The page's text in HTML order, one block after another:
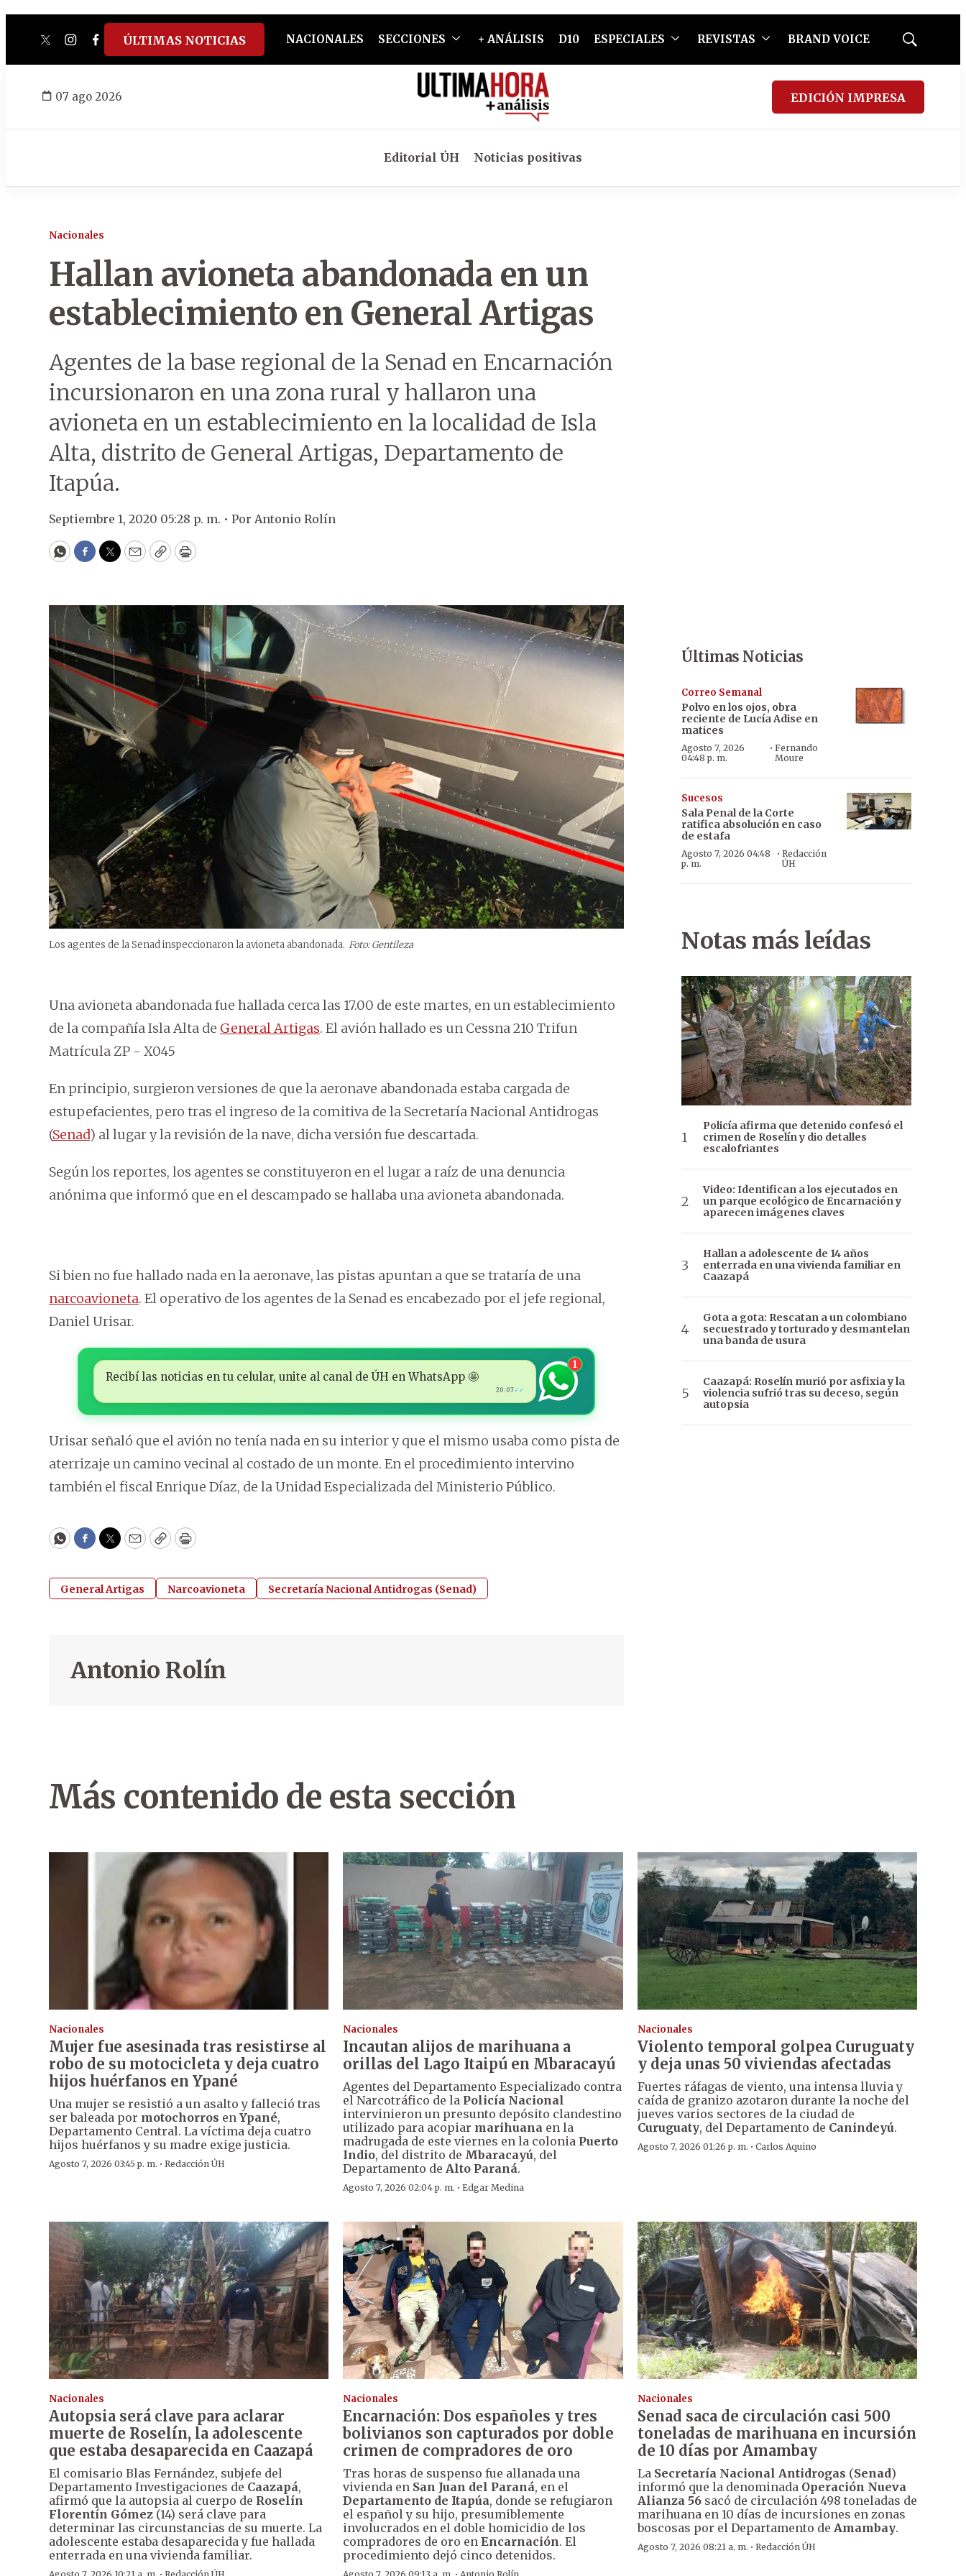
twitterinstagram
facebook
tiktokyoutube
spotify
ÚLTIMAS NOTICIAS NACIONALES SECCIONES + ANÁLISIS D10 ESPECIALES REVISTAS BRAND VOICE
Mostrar
07 ago 2026 EDICIÓN IMPRESA
Editorial ÚH Noticias positivas
Nacionales
Hallan avioneta abandonada en un
establecimiento en General Artigas
Agentes de la base regional de la Senad en Encarnación
incursionaron en una zona rural y hallaron una
avioneta en un establecimiento en la localidad de Isla
Alta, distrito de General Artigas, Departamento de
Itapúa.
Septiembre 1, 2020 05:28 p. m. • Por Antonio Rolín
WhatsApp
Facebook
Twitter
EmailCopyPrint
Los agentes de la Senad inspeccionaron la avioneta abandonada. Foto: Gentileza
Una avioneta abandonada fue hallada cerca las 17.00 de este martes, en un establecimiento
de la compañía Isla Alta de General Artigas. El avión hallado es un Cessna 210 Trifun
Matrícula ZP - X045
En principio, surgieron versiones de que la aeronave abandonada estaba cargada de
estupefacientes, pero tras el ingreso de la comitiva de la Secretaría Nacional Antidrogas
(Senad) al lugar y la revisión de la nave, dicha versión fue descartada.
Según los reportes, los agentes se constituyeron en el lugar a raíz de una denuncia
anónima que informó que en el descampado se hallaba una avioneta abandonada.
Si bien no fue hallado nada en la aeronave, las pistas apuntan a que se trataría de una
narcoavioneta. El operativo de los agentes de la Senad es encabezado por el jefe regional,
Daniel Urisar.
Recibí las noticias en tu celular, unite al canal de ÚH en WhatsApp 🤩
20:07✓✓
1
Urisar señaló que el avión no tenía nada en su interior y que el mismo usaba como pista de
aterrizaje un camino vecinal al costado de un monte. En el procedimiento intervino
también el fiscal Enrique Díaz, de la Unidad Especializada del Ministerio Público.
WhatsApp
Facebook
Twitter
EmailCopyPrint
General Artigas Narcoavioneta Secretaría Nacional Antidrogas (Senad)
Antonio Rolín
Últimas Noticias
Correo Semanal
Polvo en los ojos, obra
reciente de Lucía Adise en
matices
Agosto 7, 2026
04:48 p. m.
·Fernando
Moure
Sucesos
Sala Penal de la Corte
ratifica absolución en caso
de estafa
Agosto 7, 2026 04:48
p. m.
· Redacción
ÚH
Notas más leídas
Policía afirma que detenido confesó el
crimen de Roselín y dio detalles
escalofriantes
Video: Identifican a los ejecutados en
un parque ecológico de Encarnación y
aparecen imágenes claves
Hallan a adolescente de 14 años
enterrada en una vivienda familiar en
Caazapá
Gota a gota: Rescatan a un colombiano
secuestrado y torturado y desmantelan
una banda de usura
Caazapá: Roselín murió por asfixia y la
violencia sufrió tras su deceso, según
autopsia
Más contenido de esta sección
Nacionales
Mujer fue asesinada tras resistirse al
robo de su motocicleta y deja cuatro
hijos huérfanos en Ypané
Una mujer se resistió a un asalto y falleció tras
ser baleada por motochorros en Ypané,
Departamento Central. La víctima deja cuatro
hijos huérfanos y su madre exige justicia.
Agosto 7, 2026 03:45 p. m. · Redacción ÚH
Nacionales
Incautan alijos de marihuana a
orillas del Lago Itaipú en Mbaracayú
Agentes del Departamento Especializado contra
el Narcotráfico de la Policía Nacional
intervinieron un presunto depósito clandestino
utilizado para acopiar marihuana en la
madrugada de este viernes en la colonia Puerto
Indio, del distrito de Mbaracayú, del
Departamento deAlto Paraná.
Agosto 7, 2026 02:04 p. m. ·Edgar Medina
Nacionales
Violento temporal golpea Curuguaty
y deja unas 50 viviendas afectadas
Fuertes ráfagas de viento, una intensa lluvia y
caída de granizo azotaron durante la noche del
jueves varios sectores de la ciudad de
Curuguaty, del Departamento de Canindeyú.
Agosto 7, 2026 01:26 p. m. · Carlos Aquino
Nacionales
Autopsia será clave para aclarar
muerte de Roselín, la adolescente
que estaba desaparecida en Caazapá
El comisario Blas Fernández, subjefe del
Departamento Investigaciones de Caazapá,
afirmó que la autopsia al cuerpo de Roselín
Florentín Gómez (14) será clave para
determinar las circunstancias de su muerte. La
adolescente estaba desaparecida y fue hallada
enterrada en una vivienda familiar.
Nacionales
Encarnación: Dos españoles y tres
bolivianos son capturados por doble
crimen de compradores de oro
Tras horas de suspenso fue allanada una
vivienda en San Juan del Paraná, en el
Departamento de Itapúa, donde se refugiaron
el español y su hijo, presumiblemente
involucrados en el doble homicidio de los
compradores de oro enEncarnación. El
procedimiento dejó cinco detenidos.
Nacionales
Senad saca de circulación casi 500
toneladas de marihuana en incursión
de 10 días por Amambay
La Secretaría Nacional Antidrogas (Senad)
informó que la denominada Operación Nueva
Alianza 56sacó de circulación 498 toneladas de
marihuana en 10 días de incursiones en zonas
boscosas por el Departamento de Amambay.
Agosto 7, 2026 08:21 a. m. · Redacción ÚH